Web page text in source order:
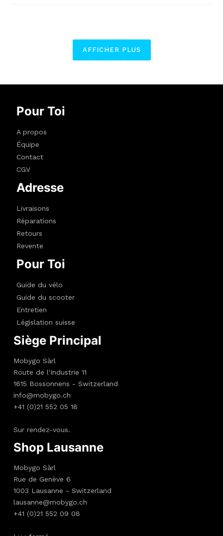
AFFICHER PLUS
Pour Toi
A propos
Équipe
Contact
CGV
Adresse
Livraisons
Réparations
Retours
Revente
Pour Toi
Guide du vélo
Guide du scooter
Entretien
Législation suisse
Siège Principal
Mobygo Sàrl
Route de l'Industrie 11
1615 Bossonnens - Switzerland
info@mobygo.ch
+41 (0)21 552 05 18
Sur rendez-vous.
Shop Lausanne
Mobygo Sàrl
Rue de Genève 6
1003 Lausanne - Switzerland
lausanne@mobygo.ch
+41 (0)21 552 09 08